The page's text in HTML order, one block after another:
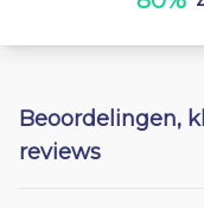
Beoordelingen,
reviews